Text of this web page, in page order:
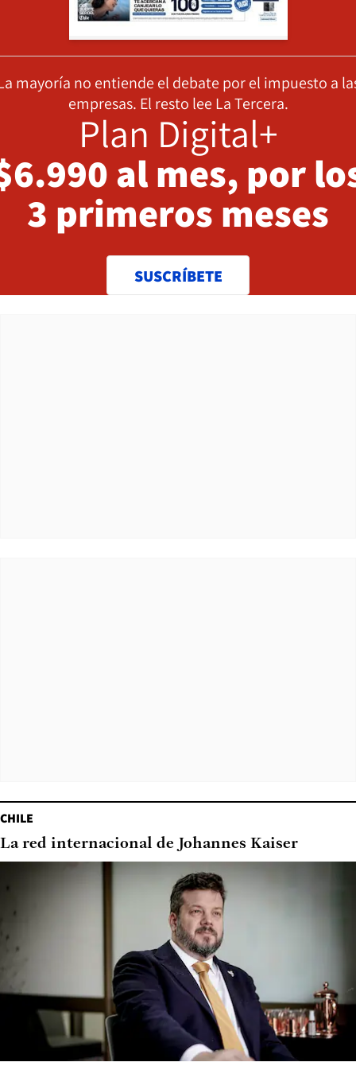
mayoría no entiende el debate por el impuesto a
empresas. El resto lee La Tercera.
Plan Digital+
al mes, por
3 primeros meses
SUSCRÍBETE
CHILE
La red internacional de Johannes Kaiser